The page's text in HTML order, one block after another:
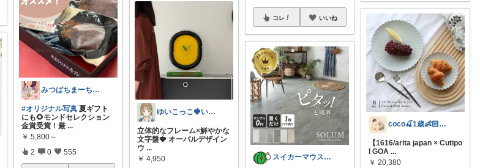
みつばちまーちᵀᴴᴬᴺᴷ ᵞᴼᵁ ◡̈*
#オリジナル写真 夏ギフト
にも🌻モンドセレクション
金賞受賞！厳 ...
￥ 5,800～
2 0 555
ゆいこっこ🍓いつも感謝です*.
立体的なフレーム×鮮やかな
文字盤🍓 オーバルデザイン
ウ ...
￥ 4,950
コレ いいね
スイカーマウス🍉🐭
coco🍒1歳👶🏻5歳🐈
【1616/arita japan × Cutipo
l GOA ...
￥ 20,380